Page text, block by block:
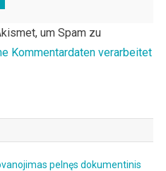
um Spam zu
Kommentardaten verarbeitet
pelnęs dokumentinis